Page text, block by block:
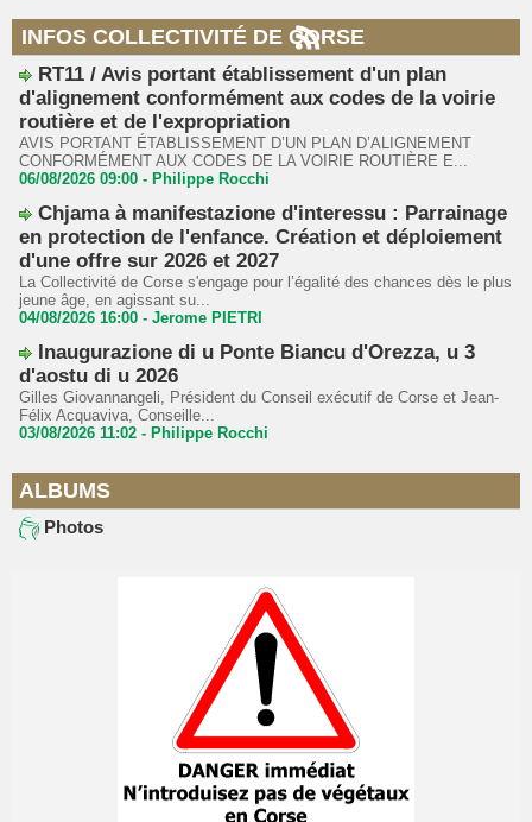
INFOS COLLECTIVITÉ DE CORSE
RT11 / Avis portant établissement d'un plan
d'alignement conformément aux codes de la voirie
routière et de l'expropriation
AVIS PORTANT ÉTABLISSEMENT D’UN PLAN D’ALIGNEMENT
CONFORMÉMENT AUX CODES DE LA VOIRIE ROUTIÈRE E...
06/08/2026 09:00 - Philippe Rocchi
Chjama à manifestazione d'interessu : Parrainage
en protection de l'enfance. Création et déploiement
d'une offre sur 2026 et 2027
La Collectivité de Corse s'engage pour l’égalité des chances dès le plus
jeune âge, en agissant su...
04/08/2026 16:00 - Jerome PIETRI
Inaugurazione di u Ponte Biancu d'Orezza, u 3
d'aostu di u 2026
Gilles Giovannangeli, Président du Conseil exécutif de Corse et Jean-
Félix Acquaviva, Conseille...
03/08/2026 11:02 - Philippe Rocchi
ALBUMS
Photos